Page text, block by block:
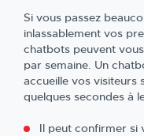
Si vous passez
inlassablement vos
chatbots peuvent
par semaine. Un
accueille vos visiteurs
quelques secondes à
Il peut confirmer si